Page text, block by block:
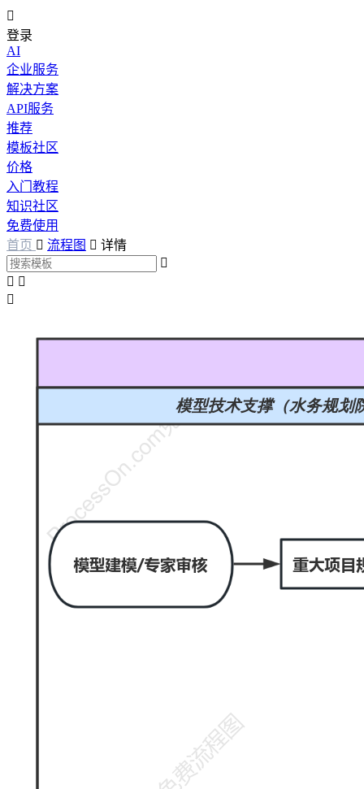

登录
AI
企业服务
解决方案
API服务
推荐
模板社区
价格
入门教程
知识社区
免费使用
首页  流程图  详情

 
